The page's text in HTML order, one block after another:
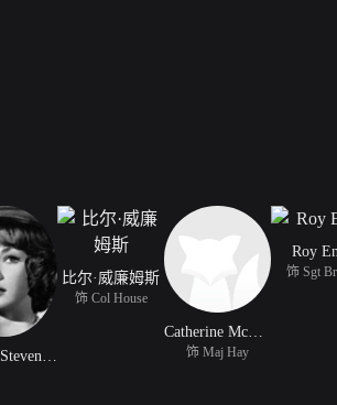
比尔·威廉姆斯
饰 Col House
Catherine McLeod
饰 Maj Hay
Roy
饰 Sgt